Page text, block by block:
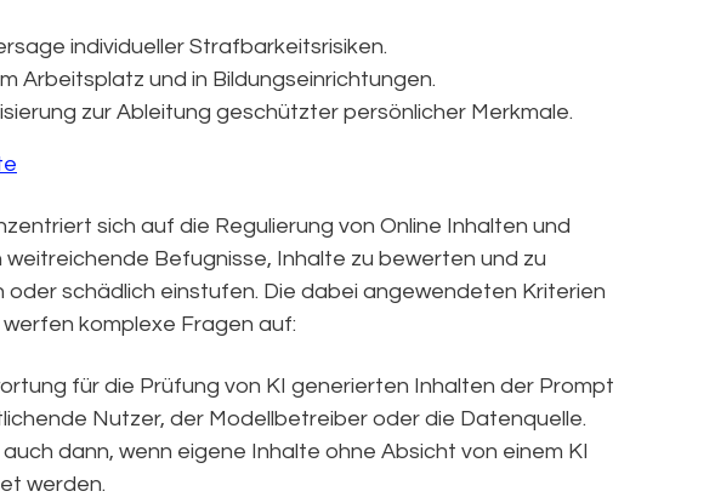
individueller Strafbarkeitsrisiken.
Arbeitsplatz und in Bildungseinrichtungen.
zur Ableitung geschützter persönlicher Merkmale.
sich auf die Regulierung von Online Inhalten und
Befugnisse, Inhalte zu bewerten und zu
oder schädlich einstufen. Die dabei angewendeten Kriterien
komplexe Fragen auf:
für die Prüfung von KI generierten Inhalten der Prompt
Nutzer, der Modellbetreiber oder die Datenquelle.
dann, wenn eigene Inhalte ohne Absicht von einem KI
werden.